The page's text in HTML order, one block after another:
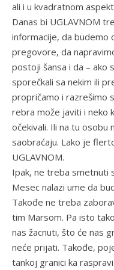
ali i u kvadratnom
Danas bi UGLAVNOM
informacije, da budemo
pregovore, da
postoji šansa i da – ako
sporečkali sa nekim ili
propričamo i razrešimo
rebra može javiti i neko
očekivali. Ili na tu osobu
saobraćaju. Lako je
UGLAVNOM.
Ipak, ne treba smetnuti
Mesec nalazi ume da
Takođe ne treba
tim Marsom. Pa isto
nas žacnuti, što će nas
neće prijati. Takođe,
tankoj granici ka